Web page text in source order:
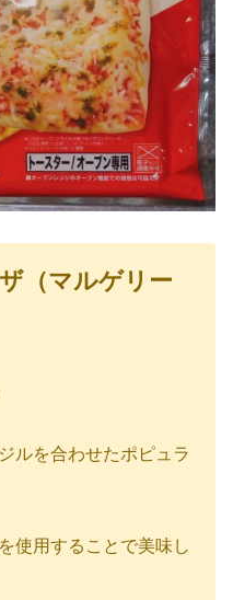
（マルゲリー
ルを合わせたポピュラ
使用することで美味し